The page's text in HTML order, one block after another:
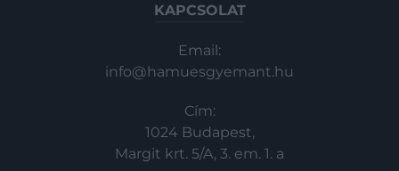
KAPCSOLAT
Email:
info@hamuesgyemant.hu
Cím:
1024 Budapest,
Margit krt. 5/A, 3. em. 1. a